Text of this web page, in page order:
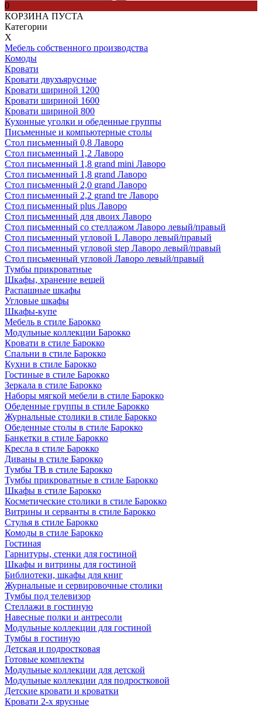
0
КОРЗИНА ПУСТА
Категории
Х
Мебель собственного производства
Комоды
Кровати
Кровати двухъярусные
Кровати шириной 1200
Кровати шириной 1600
Кровати шириной 800
Кухонные уголки и обеденные группы
Письменные и компьютерные столы
Стол письменный 0,8 Лаворо
Стол письменный 1,2 Лаворо
Стол письменный 1,8 grand mini Лаворо
Стол письменный 1,8 grand Лаворо
Стол письменный 2,0 grand Лаворо
Стол письменный 2,2 grand tre Лаворо
Стол письменный plus Лаворо
Стол письменный для двоих Лаворо
Стол письменный со стеллажом Лаворо левый/правый
Стол письменный угловой L Лаворо левый/правый
Стол письменный угловой step Лаворо левый/правый
Стол письменный угловой Лаворо левый/правый
Тумбы прикроватные
Шкафы, хранение вещей
Распашные шкафы
Угловые шкафы
Шкафы-купе
Мебель в стиле Барокко
Модульные коллекции Барокко
Кровати в стиле Барокко
Спальни в стиле Барокко
Кухни в стиле Барокко
Гостиные в стиле Барокко
Зеркала в стиле Барокко
Наборы мягкой мебели в стиле Барокко
Обеденные группы в стиле Барокко
Журнальные столики в стиле Барокко
Обеденные столы в стиле Барокко
Банкетки в стиле Барокко
Кресла в стиле Барокко
Диваны в стиле Барокко
Тумбы ТВ в стиле Барокко
Тумбы прикроватные в стиле Барокко
Шкафы в стиле Барокко
Косметические столики в стиле Барокко
Витрины и серванты в стиле Барокко
Стулья в стиле Барокко
Комоды в стиле Барокко
Гостиная
Гарнитуры, стенки для гостиной
Шкафы и витрины для гостиной
Библиотеки, шкафы для книг
Журнальные и сервировочные столики
Тумбы под телевизор
Стеллажи в гостиную
Навесные полки и антресоли
Модульные коллекции для гостиной
Тумбы в гостиную
Детская и подростковая
Готовые комплекты
Модульные коллекции для детской
Модульные коллекции для подростковой
Детские кровати и кроватки
Кровати 2-х ярусные